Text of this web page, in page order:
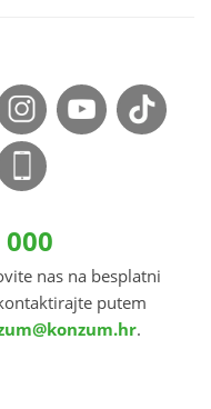
nas na besplatni
putem
.